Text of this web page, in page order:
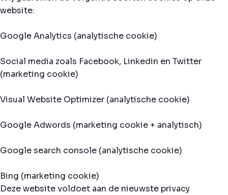
website:
Google Analytics (analytische cookie)
Social media zoals Facebook, Linkedin en Twitter
(marketing cookie)
Visual Website Optimizer (analytische cookie)
Google Adwords (marketing cookie + analytisch)
Google search console (analytische cookie)
Bing (marketing cookie)
Deze website voldoet aan de nieuwste privacy